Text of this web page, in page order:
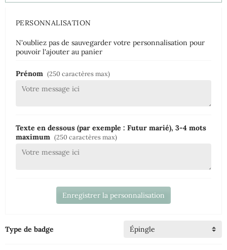
PERSONNALISATION
N'oubliez pas de sauvegarder votre personnalisation pour
pouvoir l'ajouter au panier
Prénom (250 caractères max)
Texte en dessous (par exemple : Futur marié), 3-4 mots
maximum (250 caractères max)
Enregistrer la personnalisation
Type de badge